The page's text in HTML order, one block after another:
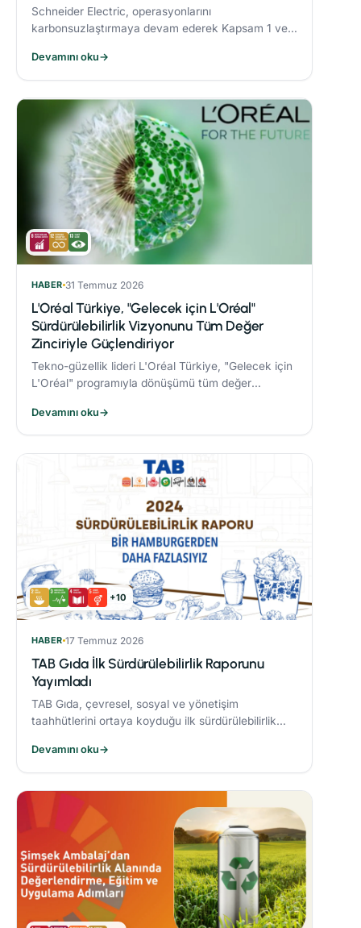
Schneider Electric, operasyonlarını
karbonsuzlaştırmaya devam ederek Kapsam 1 ve 2
azalttı.
Devamını oku→
HABER 31 Temmuz 2026
L'Oréal Türkiye, "Gelecek için L'Oréal"
Sürdürülebilirlik Vizyonunu Tüm Değer
Zinciriyle Güçlendiriyor
Tekno-güzellik lideri L'Oréal Türkiye, "Gelecek için
L'Oréal" programıyla dönüşümü tüm değer
Devamını oku→
+10
HABER 17 Temmuz 2026
TAB Gıda İlk Sürdürülebilirlik Raporunu
Yayımladı
TAB Gıda, çevresel, sosyal ve yönetişim
taahhütlerini ortaya koyduğu ilk sürdürülebilirlik
olan bağlılığını ortaya koydu.
Devamını oku→